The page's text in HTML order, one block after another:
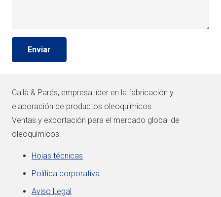
Enviar
Cailà & Parés, empresa líder en la fabricación y
elaboración de productos oleoquimicos.
Ventas y exportación para el mercado global de
oleoquímicos.
Hojas técnicas
Política corporativa
Aviso Legal